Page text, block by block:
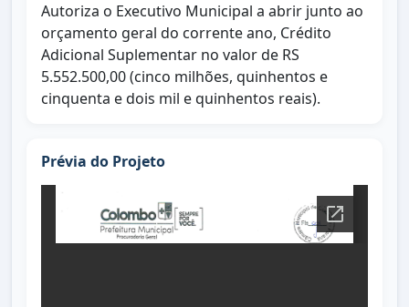
Autoriza o Executivo Municipal a abrir junto ao
orçamento geral do corrente ano, Crédito
Adicional Suplementar no valor de RS
5.552.500,00 (cinco milhões, quinhentos e
cinquenta e dois mil e quinhentos reais).
Prévia do Projeto